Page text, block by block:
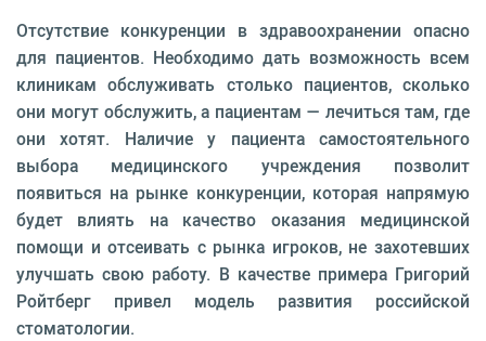
Отсутствие конкуренции в здравоохранении опасно
для пациентов. Необходимо дать возможность всем
клиникам обслуживать столько пациентов, сколько
они могут обслужить, а пациентам — лечиться там, где
они хотят. Наличие у пациента самостоятельного
выбора медицинского учреждения позволит
появиться на рынке конкуренции, которая напрямую
будет влиять на качество оказания медицинской
помощи и отсеивать с рынка игроков, не захотевших
улучшать свою работу. В качестве примера Григорий
Ройтберг привел модель развития российской
стоматологии.